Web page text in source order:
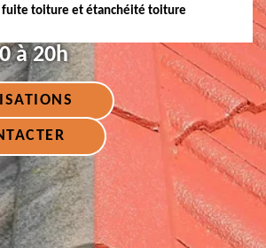
fuite toiture et étanchéité toiture
à 20h